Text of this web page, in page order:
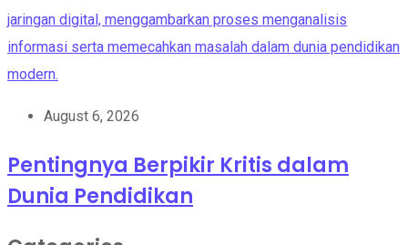
August 6, 2026
Pentingnya Berpikir Kritis dalam
Dunia Pendidikan